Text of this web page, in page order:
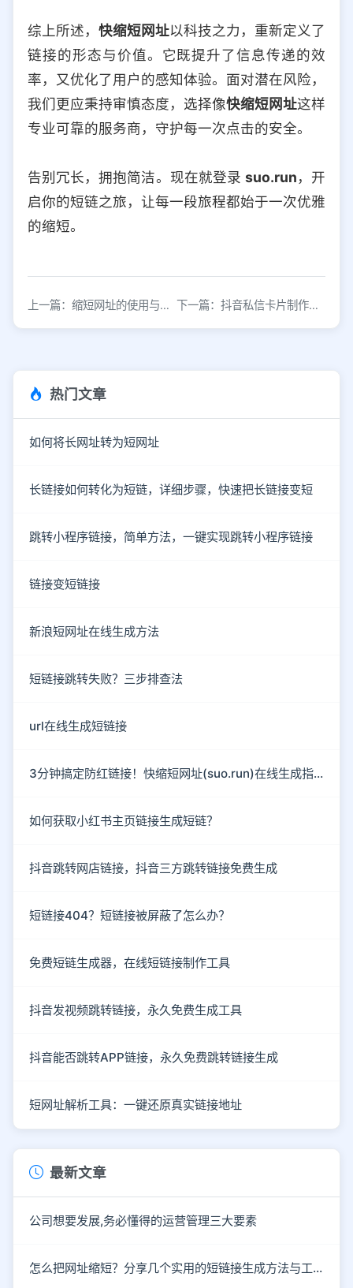
综上所述， 快缩短网址以科技之力，重新定义了
链接的形态与价值。它既提升了信息传递的效
率，又优化了用户的感知体验。面对潜在风险，
我们更应秉持审慎态度，选择像快缩短网址这样
专业可靠的服务商，守护每一次点击的安全。
告别冗长，拥抱简洁。现在就登录 suo.run，开
启你的短链之旅，让每一段旅程都始于一次优雅
的缩短。
上一篇：缩短网址的使用与安全风险分析 下一篇：抖音私信卡片制作教程：轻松打造个性化私信卡片
热门文章
如何将长网址转为短网址
长链接如何转化为短链，详细步骤，快速把长链接变短
跳转小程序链接，简单方法，一键实现跳转小程序链接
链接变短链接
新浪短网址在线生成方法
短链接跳转失败？三步排查法
url在线生成短链接
3分钟搞定防红链接！快缩短网址(suo.run)在线生成指南
如何获取小红书主页链接生成短链？
抖音跳转网店链接，抖音三方跳转链接免费生成
短链接404？短链接被屏蔽了怎么办？
免费短链生成器，在线短链接制作工具
抖音发视频跳转链接，永久免费生成工具
抖音能否跳转APP链接，永久免费跳转链接生成
短网址解析工具：一键还原真实链接地址
最新文章
公司想要发展,务必懂得的运营管理三大要素
怎么把网址缩短？分享几个实用的短链接生成方法与工具